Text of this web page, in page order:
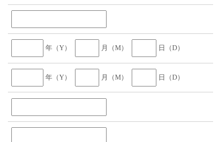
年（Y） 月（M） 日（D）
年（Y） 月（M） 日（D）